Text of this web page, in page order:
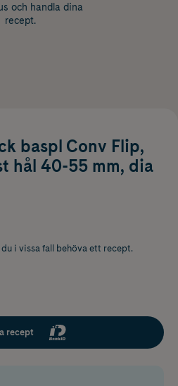
och handla dina
recept.
baspl Conv Flip,
hål 40-55 mm, dia
i vissa fall behöva ett recept.
recept